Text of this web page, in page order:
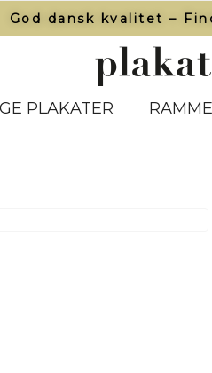
God dansk kvalitet –
PLAKATER